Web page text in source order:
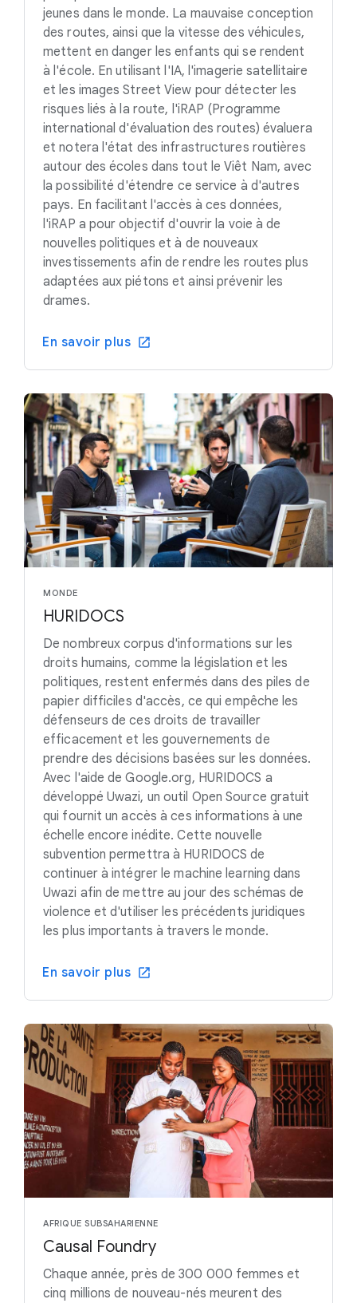
jeunes dans le monde. La mauvaise conception
des routes, ainsi que la vitesse des véhicules,
mettent en danger les enfants qui se rendent
à l'école. En utilisant l'IA, l'imagerie satellitaire
et les images Street View pour détecter les
risques liés à la route, l'iRAP (Programme
international d'évaluation des routes) évaluera
et notera l'état des infrastructures routières
autour des écoles dans tout le Viêt Nam, avec
la possibilité d'étendre ce service à d'autres
pays. En facilitant l'accès à ces données,
l'iRAP a pour objectif d'ouvrir la voie à de
nouvelles politiques et à de nouveaux
investissements afin de rendre les routes plus
adaptées aux piétons et ainsi prévenir les
drames.
En savoir plus
MONDE
HURIDOCS
De nombreux corpus d'informations sur les
droits humains, comme la législation et les
politiques, restent enfermés dans des piles de
papier difficiles d'accès, ce qui empêche les
défenseurs de ces droits de travailler
efficacement et les gouvernements de
prendre des décisions basées sur les données.
Avec l'aide de Google.org, HURIDOCS a
développé Uwazi, un outil Open Source gratuit
qui fournit un accès à ces informations à une
échelle encore inédite. Cette nouvelle
subvention permettra à HURIDOCS de
continuer à intégrer le machine learning dans
Uwazi afin de mettre au jour des schémas de
violence et d'utiliser les précédents juridiques
les plus importants à travers le monde.
En savoir plus
AFRIQUE SUBSAHARIENNE
Causal Foundry
Chaque année, près de 300 000 femmes et
cinq millions de nouveau-nés meurent des